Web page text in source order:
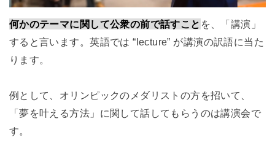
何かのテーマに関して公衆の前で話すこと を、「講演」
すると言います。英語では “lecture” が講演の訳語に当た
ります。
例として、オリンピックのメダリストの方を招いて、
「夢を叶える方法」に関して話してもらうのは講演会で
す。